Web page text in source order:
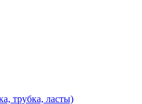
трубка, ласты)